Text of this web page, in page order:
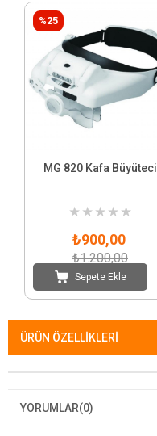
MG 820 Kafa Büyüteci
★ ★ ★ ★ ★
₺900,00
₺1.200,00
Sepete Ekle
%25
ÜRÜN ÖZELLIKLERI
YORUMLAR(0)